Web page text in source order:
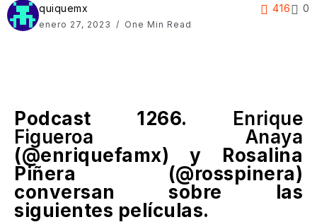
quiquemx
enero 27, 2023 One Min Read
416 0
Podcast 1266. Enrique
Figueroa Anaya
(@enriquefamx) y Rosalina
Piñera (@rosspinera)
conversan sobre las
siguientes películas.